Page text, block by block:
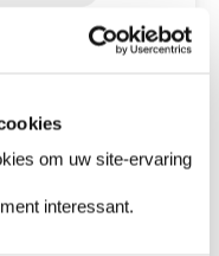
om uw site-ervaring
interessant.
Prix
0,00 €